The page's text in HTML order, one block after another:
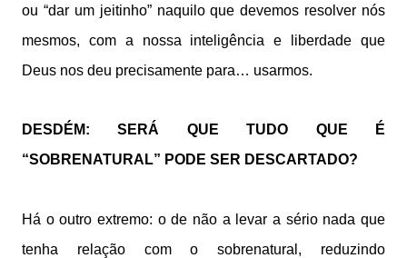
ou “dar um jeitinho” naquilo que devemos resolver nós
mesmos, com a nossa inteligência e liberdade que
Deus nos deu precisamente para… usarmos.
DESDÉM: SERÁ QUE TUDO QUE É
“SOBRENATURAL” PODE SER DESCARTADO?
Há o outro extremo: o de não a levar a sério nada que
tenha relação com o sobrenatural, reduzindo